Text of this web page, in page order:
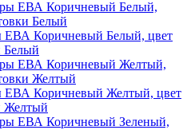
Коричневый Белый, цвет
Белый
ЕВА Коричневый Желтый, цвет
Желтый